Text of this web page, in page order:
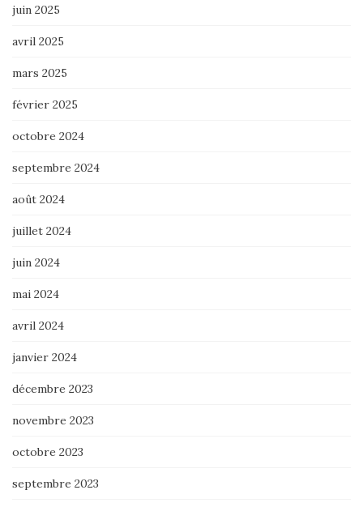
juin 2025
avril 2025
mars 2025
février 2025
octobre 2024
septembre 2024
août 2024
juillet 2024
juin 2024
mai 2024
avril 2024
janvier 2024
décembre 2023
novembre 2023
octobre 2023
septembre 2023